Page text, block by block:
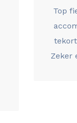
Top
Zeker